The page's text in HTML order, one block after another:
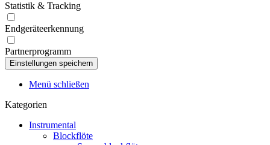
Statistik & Tracking
Endgeräteerkennung
Partnerprogramm
Menü schließen
Kategorien
Instrumental
Blockflöte